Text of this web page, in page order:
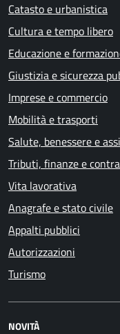
Catasto e urbanistica
Cultura e tempo libero
Educazione e
Giustizia e sicurezza
Imprese e commercio
Mobilità e trasporti
Salute, benessere e
Tributi, finanze e
Vita lavorativa
Anagrafe e stato civile
Appalti pubblici
Autorizzazioni
Turismo
NOVITÀ